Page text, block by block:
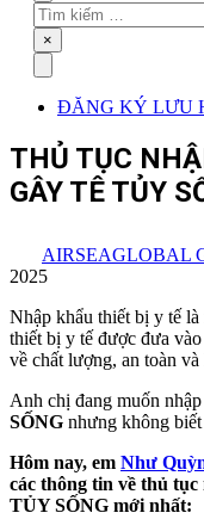
Tìm
kiếm
cho:
Close
×
ĐĂNG KÝ LƯU
THỦ TỤC
GÂY TÊ TỦY
AIRSEAGLOBAL
2025
Nhập khẩu thiết bị y tế
thiết bị y tế được đưa
về chất lượng, an toàn và
Anh chị đang muốn
SỐNG nhưng không
Hôm nay, em Như
các thông tin về thủ
TỦY SỐNG mới nhất: